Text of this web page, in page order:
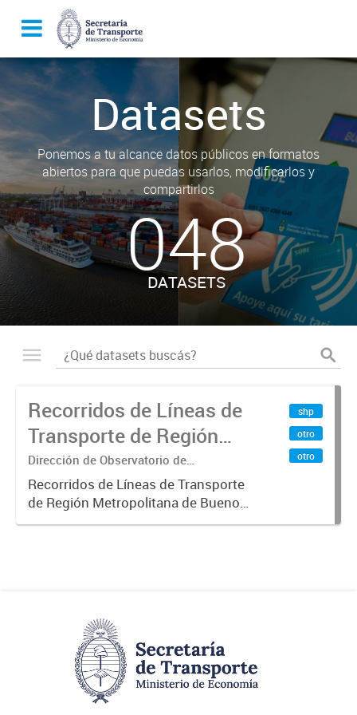
Datasets
Ponemos a tu alcance datos públicos en formatos
abiertos para que puedas usarlos, modificarlos y
compartirlos
048
DATASETS
Recorridos de Líneas de
Transporte de Región
Metropolitana de
Buenos Aires (RMBA)
Dirección de Observatorio de
Transporte, Estudio y Sistemas
Recorridos de Líneas de Transporte
de Región Metropolitana de Buenos
Aires (RMBA).-
shp
otro
otro